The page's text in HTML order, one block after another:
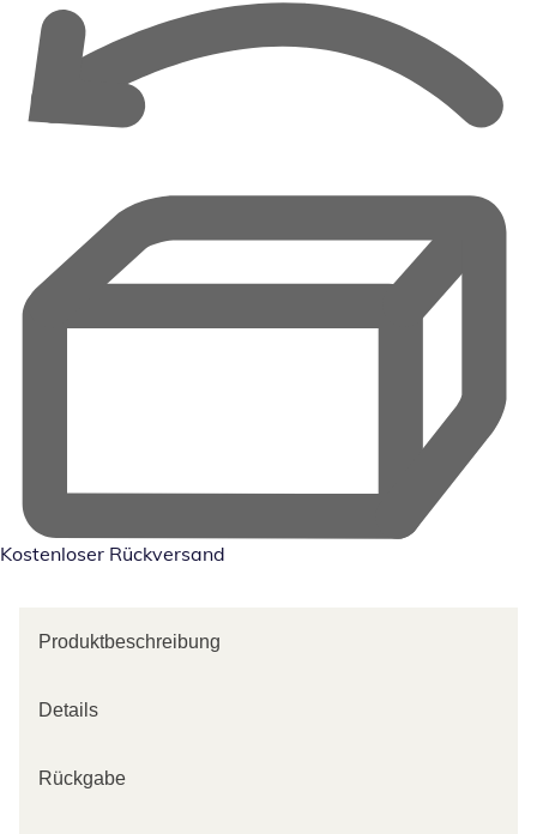
Kostenloser Rückversand
Produktbeschreibung
Details
Rückgabe